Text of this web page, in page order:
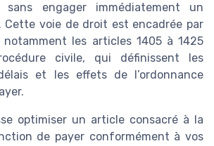
engager immédiatement un
Cette voie de droit est encadrée par
les articles 1405 à 1425
civile, qui définissent les
et les effets de l’ordonnance
optimiser un article consacré à la
de payer conformément à vos